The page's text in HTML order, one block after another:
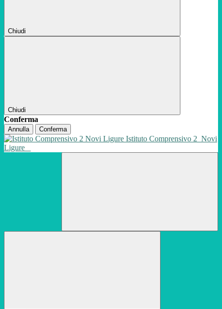
Chiudi
Chiudi
Conferma
Annulla Conferma
Istituto Comprensivo 2 Novi
Ligure